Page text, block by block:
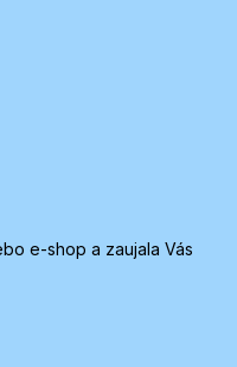
e-shop a zaujala Vás